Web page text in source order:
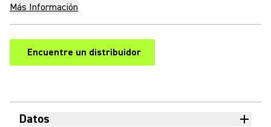
Más Información
Encuentre un distribuidor
(Opens in a new tab)
Datos